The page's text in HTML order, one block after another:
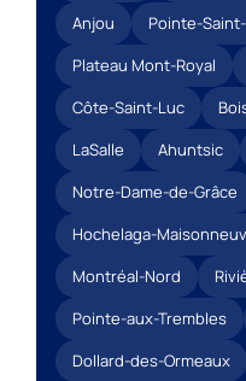
Anjou
Pointe-
Plateau Mont-Royal
Côte-Saint-Luc
LaSalle
Ahuntsic
Notre-Dame-de-Grâce
Hochelaga-
Montréal-Nord
Pointe-aux-Trembles
Dollard-des-Ormeaux